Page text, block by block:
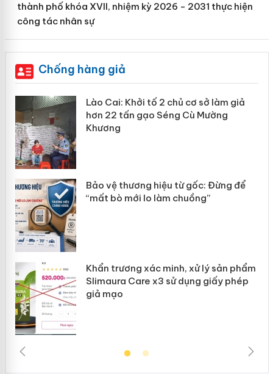
thành phố khóa XVII, nhiệm kỳ 2026 - 2031 thực hiện
công tác nhân sự
Chống hàng giả
Lào Cai: Khởi tố 2 chủ cơ sở làm giả
hơn 22 tấn gạo Séng Cù Mường
Khương
Bảo vệ thương hiệu từ gốc: Đừng để
“mất bò mới lo làm chuồng”
Khẩn trương xác minh, xử lý sản phẩm
Slimaura Care x3 sử dụng giấy phép
giả mạo